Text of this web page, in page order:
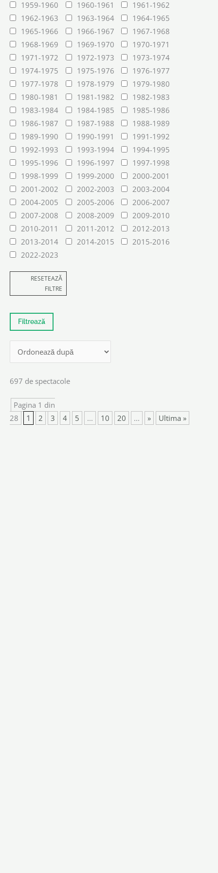
1959-1960
1960-1961
1961-1962
1962-1963
1963-1964
1964-1965
1965-1966
1966-1967
1967-1968
1968-1969
1969-1970
1970-1971
1971-1972
1972-1973
1973-1974
1974-1975
1975-1976
1976-1977
1977-1978
1978-1979
1979-1980
1980-1981
1981-1982
1982-1983
1983-1984
1984-1985
1985-1986
1986-1987
1987-1988
1988-1989
1989-1990
1990-1991
1991-1992
1992-1993
1993-1994
1994-1995
1995-1996
1996-1997
1997-1998
1998-1999
1999-2000
2000-2001
2001-2002
2002-2003
2003-2004
2004-2005
2005-2006
2006-2007
2007-2008
2008-2009
2009-2010
2010-2011
2011-2012
2012-2013
2013-2014
2014-2015
2015-2016
2022-2023
RESETEAZĂ
FILTRE
697 de spectacole
Pagina 1 din
28
1 2 3 4 5 ... 10 20 ... » Ultima »